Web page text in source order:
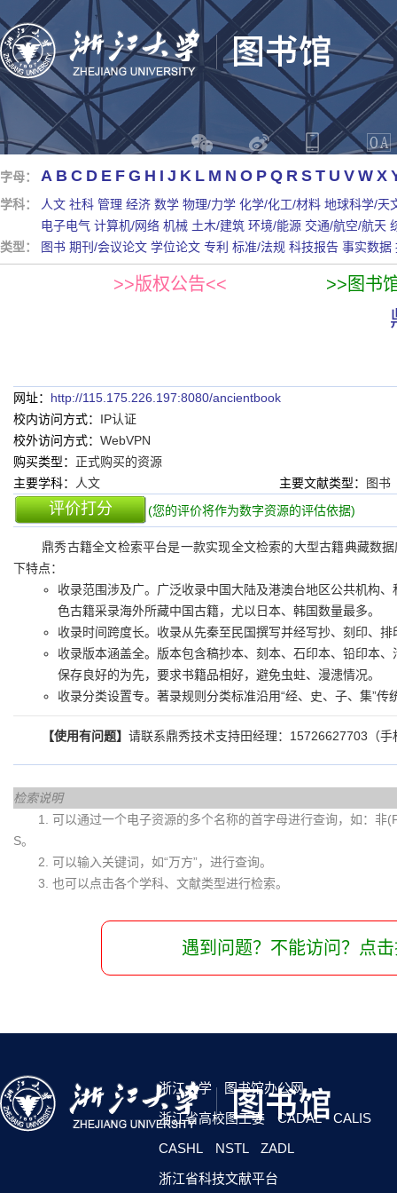
字母： A B C D E F G H I J K L M N O P Q R S T U V W X
学科： 人文 社科 管理 经济 数学 物理/力学 化学/化工/材料 地球科学/天
电子电气 计算机/网络 机械 土木/建筑 环境/能源 交通/航空/航天
类型：
图书 期刊/会议论文 学位论文 专利 标准/法规 科技报告 事实数据
>>版权公告<< >>图书
网址： http://115.175.226.197:8080/ancientbook
校内访问方式： IP认证
校外访问方式： WebVPN
购买类型： 正式购买的资源
主要学科：
人文 主要文献类型： 图书
评价打分 (您的评价将作为数字资源的评估依据)
鼎秀古籍全文检索平台是一款实现全文检索的大型古籍典藏数
下特点：
收录范围涉及广。广泛收录中国大陆及港澳台地区公共机构
色古籍采录海外所藏中国古籍，尤以日本、韩国数量最多。
收录时间跨度长。收录从先秦至民国撰写并经写抄、刻印、
收录版本涵盖全。版本包含稿抄本、刻本、石印本、铅印本
保存良好的为先，要求书籍品相好，避免虫蛀、漫漶情况。
收录分类设置专。著录规则分类标准沿用“经、史、子、集”传
【使用有问题】请联系鼎秀技术支持田经理：15726627703（
检索说明
1. 可以通过一个电子资源的多个名称的首字母进行查询，如：
S。
2. 可以输入关键词，如“万方”，进行查询。
3. 也可以点击各个学科、文献类型进行检索。
遇到问题？不能访问？点
浙江大学
图书馆办公网
浙江省高校图工委
CADAL
CALIS
CASHL
NSTL
ZADL
浙江省科技文献平台